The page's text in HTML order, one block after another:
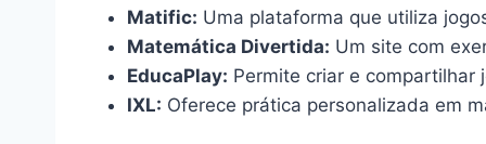
Matific: Uma plataforma que utiliza
Matemática Divertida: Um site com
EducaPlay: Permite criar e compartilhar
IXL: Oferece prática personalizada em